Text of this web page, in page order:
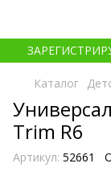
Каталог
Trim R6
Артикул: 52661